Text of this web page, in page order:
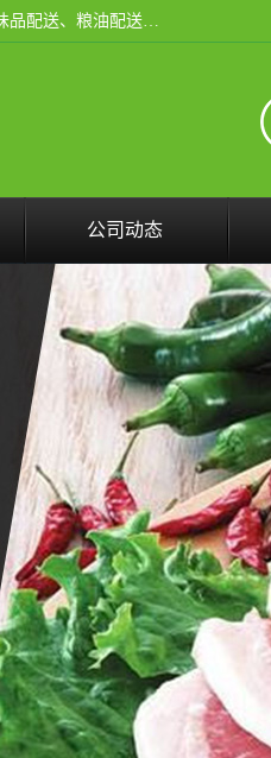
东莞市康隆膳食管理有限公司主要从事：蔬菜配送、食堂承包、企业工厂食堂承包、机关单位食堂承包、调味品配送、粮油配送、干货配送、副食配送、水果配送、海鲜配送等业务，东莞蔬菜配送电话，咨询在线客服。
公司动态